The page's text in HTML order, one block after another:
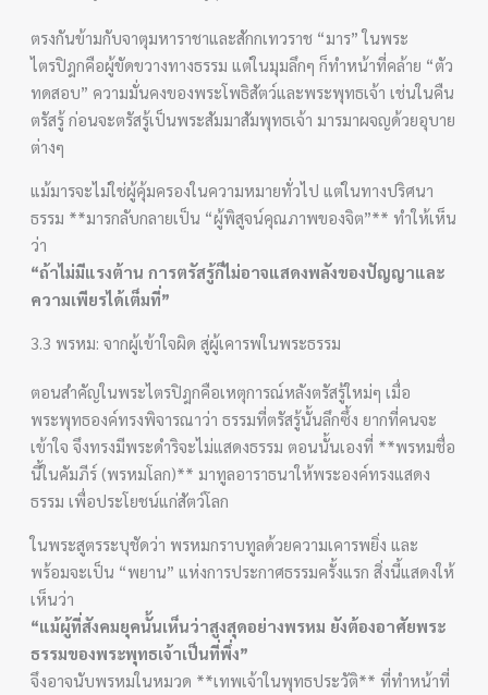
ตรงกันข้ามกับจาตุมหาราชาและสักกเทวราช “มาร” ในพระ
ไตรปิฎกคือผู้ขัดขวางทางธรรม แต่ในมุมลึกๆ ก็ทำหน้าที่คล้าย “ตัว
ทดสอบ” ความมั่นคงของพระโพธิสัตว์และพระพุทธเจ้า เช่นในคืน
ตรัสรู้ ก่อนจะตรัสรู้เป็นพระสัมมาสัมพุทธเจ้า มารมาผจญด้วยอุบาย
ต่างๆ
แม้มารจะไม่ใช่ผู้คุ้มครองในความหมายทั่วไป แต่ในทางปริศนา
ธรรม **มารกลับกลายเป็น “ผู้พิสูจน์คุณภาพของจิต”** ทำให้เห็น
ว่า
“ถ้าไม่มีแรงต้าน การตรัสรู้ก็ไม่อาจแสดงพลังของปัญญาและ
ความเพียรได้เต็มที่”
3.3 พรหม: จากผู้เข้าใจผิด สู่ผู้เคารพในพระธรรม
ตอนสำคัญในพระไตรปิฎกคือเหตุการณ์หลังตรัสรู้ใหม่ๆ เมื่อ
พระพุทธองค์ทรงพิจารณาว่า ธรรมที่ตรัสรู้นั้นลึกซึ้ง ยากที่คนจะ
เข้าใจ จึงทรงมีพระดำริจะไม่แสดงธรรม ตอนนั้นเองที่ **พรหมชื่อ
นี้ในคัมภีร์ (พรหมโลก)** มาทูลอาราธนาให้พระองค์ทรงแสดง
ธรรม เพื่อประโยชน์แก่สัตว์โลก
ในพระสูตรระบุชัดว่า พรหมกราบทูลด้วยความเคารพยิ่ง และ
พร้อมจะเป็น “พยาน” แห่งการประกาศธรรมครั้งแรก สิ่งนี้แสดงให้
เห็นว่า
“แม้ผู้ที่สังคมยุคนั้นเห็นว่าสูงสุดอย่างพรหม ยังต้องอาศัยพระ
ธรรมของพระพุทธเจ้าเป็นที่พึ่ง”
จึงอาจนับพรหมในหมวด **เทพเจ้าในพุทธประวัติ** ที่ทำหน้าที่